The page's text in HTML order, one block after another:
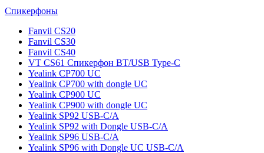
Спикерфоны
Fanvil CS20
Fanvil CS30
Fanvil CS40
VT CS61 Cпикерфон BT/USB Type-C
Yealink CP700 UC
Yealink CP700 with dongle UC
Yealink CP900 UC
Yealink CP900 with dongle UC
Yealink SP92 USB-C/A
Yealink SP92 with Dongle USB-C/A
Yealink SP96 USB-C/A
Yealink SP96 with Dongle UC USB-C/A